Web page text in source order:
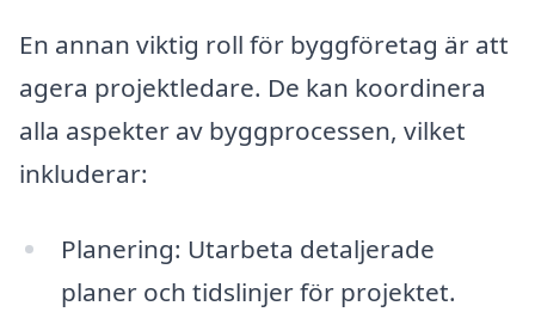
En annan viktig roll för byggföretag är att
agera projektledare. De kan koordinera
alla aspekter av byggprocessen, vilket
inkluderar:
Planering: Utarbeta detaljerade
planer och tidslinjer för projektet.